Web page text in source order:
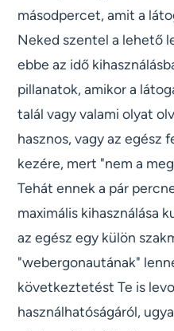
másodpercet, amit a
Neked szentel a lehető
ebbe az idő
pillanatok, amikor a
talál vagy valami olyat
hasznos, vagy az egész
kezére, mert "nem a
Tehát ennek a pár
maximális kihasználása
az egész egy külön
"webergonautának"
következtetést Te is
használhatóságáról,